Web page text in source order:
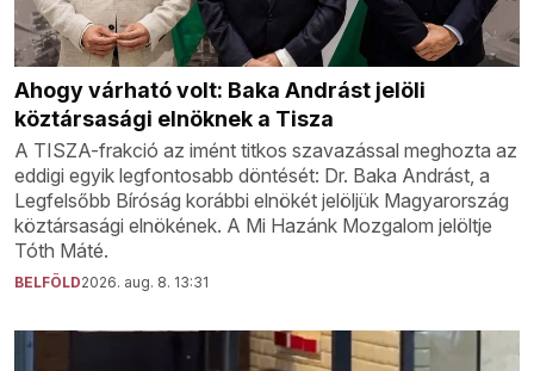
Ahogy várható volt: Baka Andrást jelöli
köztársasági elnöknek a Tisza
A TISZA-frakció az imént titkos szavazással meghozta az
eddigi egyik legfontosabb döntését: Dr. Baka Andrást, a
Legfelsőbb Bíróság korábbi elnökét jelöljük Magyarország
köztársasági elnökének. A Mi Hazánk Mozgalom jelöltje
Tóth Máté.
BELFÖLD2026. aug. 8. 13:31